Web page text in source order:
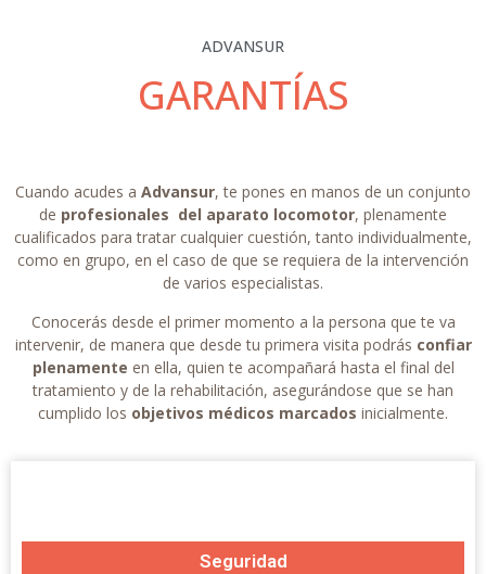
ADVANSUR
GARANTÍAS
Cuando acudes a Advansur, te pones en manos de un conjunto
de profesionales del aparato locomotor, plenamente
cualificados para tratar cualquier cuestión, tanto individualmente,
como en grupo, en el caso de que se requiera de la intervención
de varios especialistas.
Conocerás desde el primer momento a la persona que te va
intervenir, de manera que desde tu primera visita podrás confiar
plenamente en ella, quien te acompañará hasta el final del
tratamiento y de la rehabilitación, asegurándose que se han
cumplido los objetivos médicos marcados inicialmente.
Seguridad